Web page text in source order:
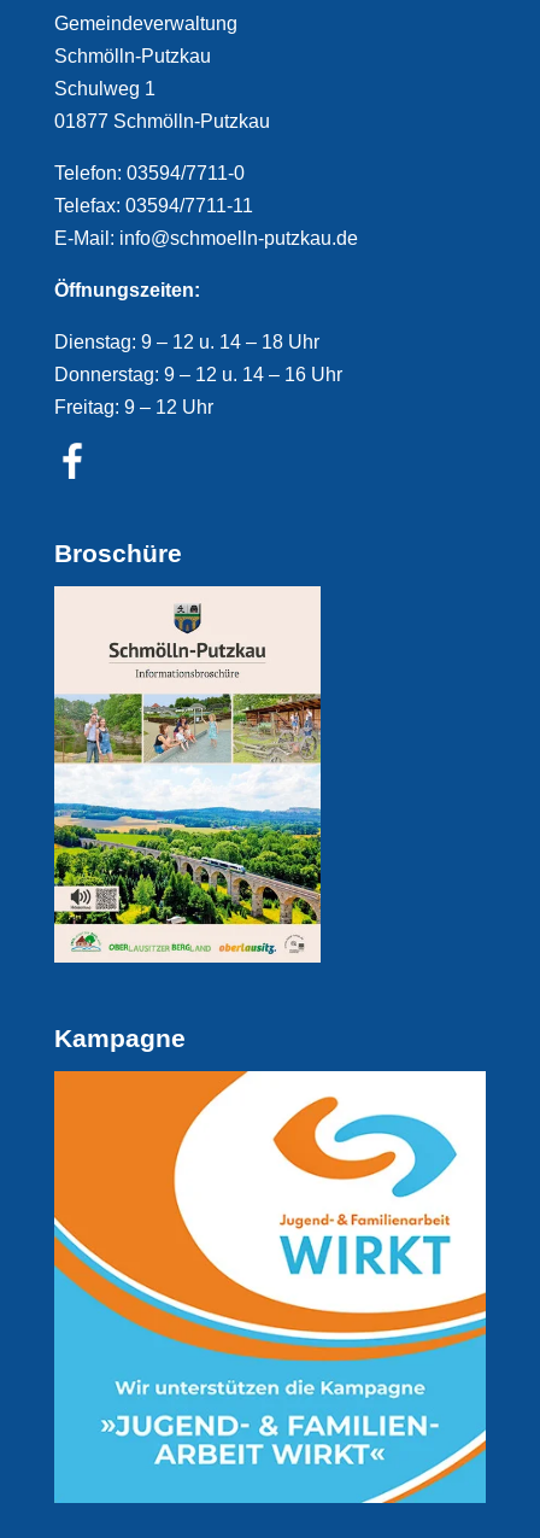
Gemeindeverwaltung
Schmölln-Putzkau
Schulweg 1
01877 Schmölln-Putzkau
Telefon: 03594/7711-0
Telefax: 03594/7711-11
E-Mail: info@schmoelln-putzkau.de
Öffnungszeiten:
Dienstag: 9 – 12 u. 14 – 18 Uhr
Donnerstag: 9 – 12 u. 14 – 16 Uhr
Freitag: 9 – 12 Uhr
Broschüre
Kampagne